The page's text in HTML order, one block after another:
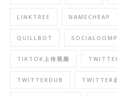
LINKTREE NAMECHEAP
QUILLBOT
TIKTOK上传视频
TWITTERDUB TWITTER